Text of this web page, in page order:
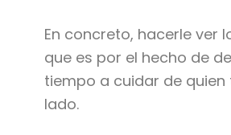
En concreto, hacerle ver
que es por el hecho de
tiempo a cuidar de quien
lado.